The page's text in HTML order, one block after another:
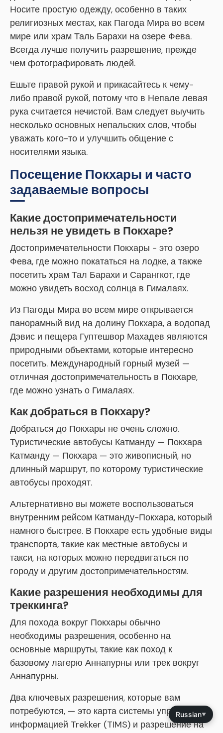
Носите простую одежду, особенно в таких
религиозных местах, как Пагода Мира во всем
мире или храм Таль Барахи на озере Фева.
Всегда лучше получить разрешение, прежде
чем фотографировать людей.
Ешьте правой рукой и прикасайтесь к чему-
либо правой рукой, потому что в Непале левая
рука считается нечистой. Вам следует выучить
несколько основных непальских слов, чтобы
уважать кого-то и улучшить общение с
носителями языка.
Посещение Покхары и часто
задаваемые вопросы
Какие достопримечательности
нельзя не увидеть в Покхаре?
Достопримечательности Покхары - это озеро
Фева, где можно покататься на лодке, а также
посетить храм Тал Барахи и Сарангкот, где
можно увидеть восход солнца в Гималаях.
Из Пагоды Мира во всем мире открывается
панорамный вид на долину Покхара, а водопад
Дэвис и пещера Гуптешвор Махадев являются
природными объектами, которые интересно
посетить. Международный горный музей —
отличная достопримечательность в Покхаре,
где можно узнать о Гималаях.
Как добраться в Покхару?
Добраться до Покхары не очень сложно.
Туристические автобусы Катманду — Покхара
Катманду — Покхара — это живописный, но
длинный маршрут, по которому туристические
автобусы проходят.
Альтернативно вы можете воспользоваться
внутренним рейсом Катманду-Покхара, который
намного быстрее. В Покхаре есть удобные виды
транспорта, такие как местные автобусы и
такси, на которых можно передвигаться по
городу и другим достопримечательностям.
Какие разрешения необходимы для
треккинга?
Для похода вокруг Покхары обычно
необходимы разрешения, особенно на
основные маршруты, такие как поход к
базовому лагерю Аннапурны или трек вокруг
Аннапурны.
Два ключевых разрешения, которые вам
потребуются, — это карта системы управления
информацией Trekker (TIMS) и разрешение на
Russian▼